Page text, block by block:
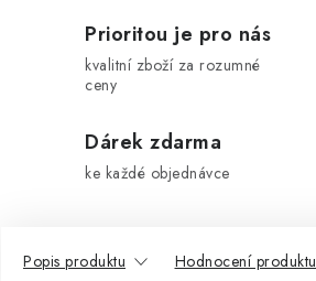
Prioritou je pro nás
kvalitní zboží za rozumné
ceny
Dárek zdarma
ke každé objednávce
Popis produktu Hodnocení produktu